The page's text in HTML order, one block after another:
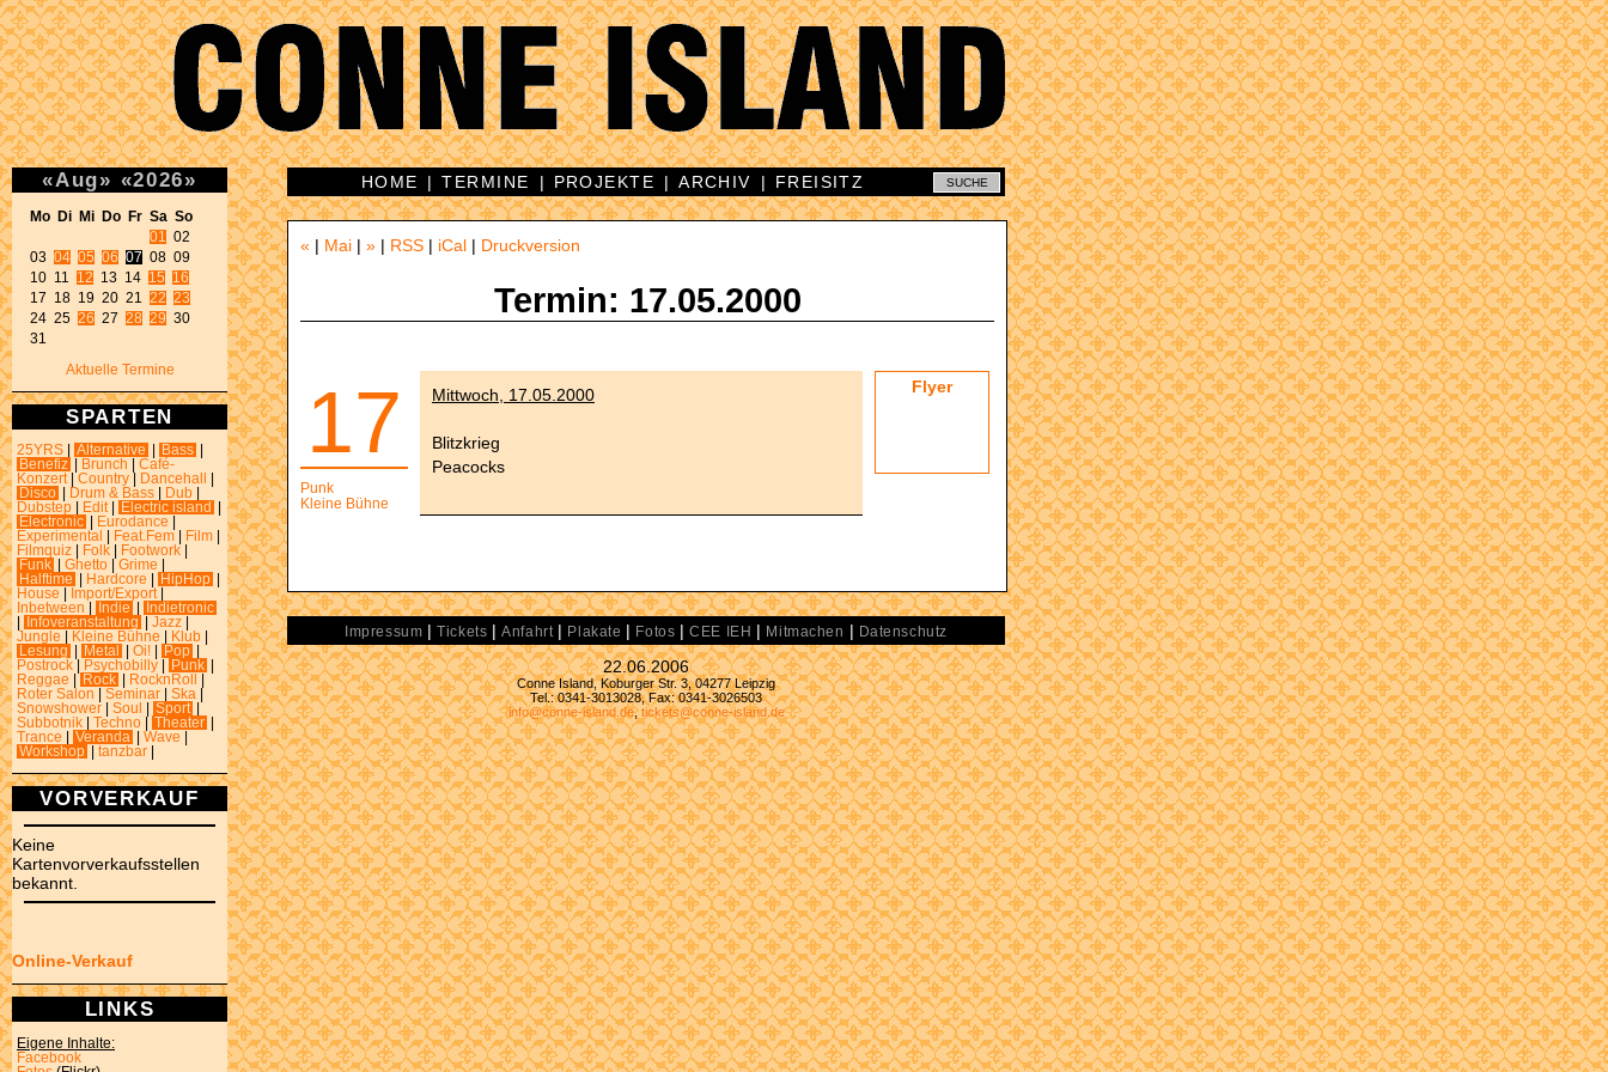
«Aug» «2026»
Mo Di Mi Do Fr Sa So
01
02
03 04 05 06 07 08 09
10 11 12 13 14 15
16
17 18 19 20 21 22 23
24 25 26 27 28 29 30
31
Aktuelle Termine
SPARTEN
25YRS Alternative Bass
Benefiz
Brunch
Café-
Konzert
Country Dancehall
Disco
Drum & Bass Dub
Dubstep
Edit Electric island
Electronic
Eurodance
Experimental
Feat.Fem Film
Filmquiz
Folk Footwork
Funk
Ghetto Grime
Halftime
Hardcore HipHop
House
Import/Export
Inbetween
Indie
Indietronic
Infoveranstaltung Jazz
Jungle
Kleine Bühne Klub
Lesung
Metal Oi! Pop
Postrock
Psychobilly Punk
Reggae
Rock RocknRoll
Roter Salon
Seminar Ska
Snowshower
Soul Sport
Subbotnik
Techno Theater
Trance
Veranda Wave
Workshop
tanzbar
VORVERKAUF
Keine
Kartenvorverkaufsstellen
bekannt.
Online-Verkauf
LINKS
Eigene Inhalte:
Facebook
HOME |TERMINE | PROJEKTE |ARCHIV | FREISITZ
« | Mai | » | RSS | iCal | Druckversion
Termin: 17.05.2000
17
Punk
Kleine Bühne
Flyer
Mittwoch, 17.05.2000
Blitzkrieg
Peacocks
Impressum |Tickets |Anfahrt | Plakate | Fotos |CEE IEH | Mitmachen | Datenschutz
22.06.2006
Conne Island, Koburger Str. 3, 04277 Leipzig
Tel.: 0341-3013028, Fax: 0341-3026503
info@conne-island.de,tickets@conne-island.de